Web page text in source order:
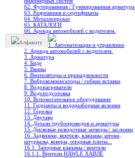
62. Футерованная / Гуммированная арматура
63. Разрешения и сертификаты
64. Металлопрокат
65. КАТАЛОГИ
66. Аренда автомобилей с водителем.
Алфавиту
1. Автоматизация и управление
2. Аренда автомобилей с водителем.
3. Арматура
4. Биде
5. Ванны
6. Вентиляторы и принадлежности
7. Виброкомпенсаторы / гибкие вставки
8. Водонагреватели
9. Водоподготовка
10. Вспомогательное оборудование
11. Гидранты и водоразборные колонки
12. Горелки
13. Двутавр
14. Детали трубопроводов и арматуры
15. Дисковые поворотные затворы / заслонки
16. Задвижки, вентили, клапаны, штоки,
штурвалы, коверы, опорные плиты...
16.1. Запорные клапаны / вентили
16.1.1. Вентили HAWLE ХАВЛЕ